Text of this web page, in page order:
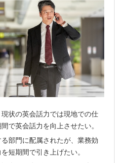
状の英会話力では現地での仕
で英会話力を向上させたい。
部門に配属されたが、業務効
短期間で引き上げたい。